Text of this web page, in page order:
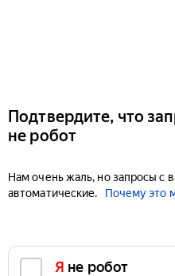
Подтвердите, что
не робот
Нам очень жаль, но запросы с
автоматические.
Почему это
Я не робот